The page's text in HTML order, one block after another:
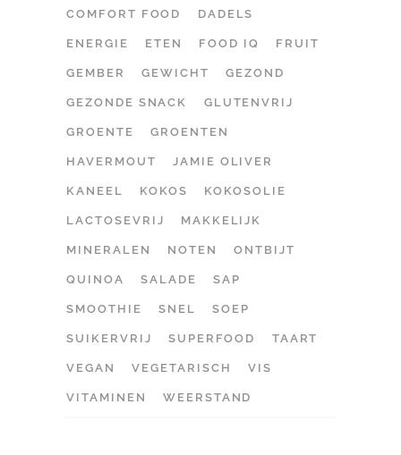
COMFORT FOOD DADELS
ENERGIE ETEN FOOD IQ FRUIT
GEMBER GEWICHT GEZOND
GEZONDE SNACK GLUTENVRIJ
GROENTE GROENTEN
HAVERMOUT JAMIE OLIVER
KANEEL KOKOS KOKOSOLIE
LACTOSEVRIJ MAKKELIJK
MINERALEN NOTEN ONTBIJT
QUINOA SALADE SAP
SMOOTHIE SNEL SOEP
SUIKERVRIJ SUPERFOOD TAART
VEGAN VEGETARISCH VIS
VITAMINEN WEERSTAND